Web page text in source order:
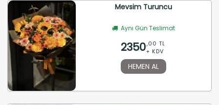
Mevsim Turuncu
Aynı Gün Teslimat
2350,00 TL
+ KDV
HEMEN AL